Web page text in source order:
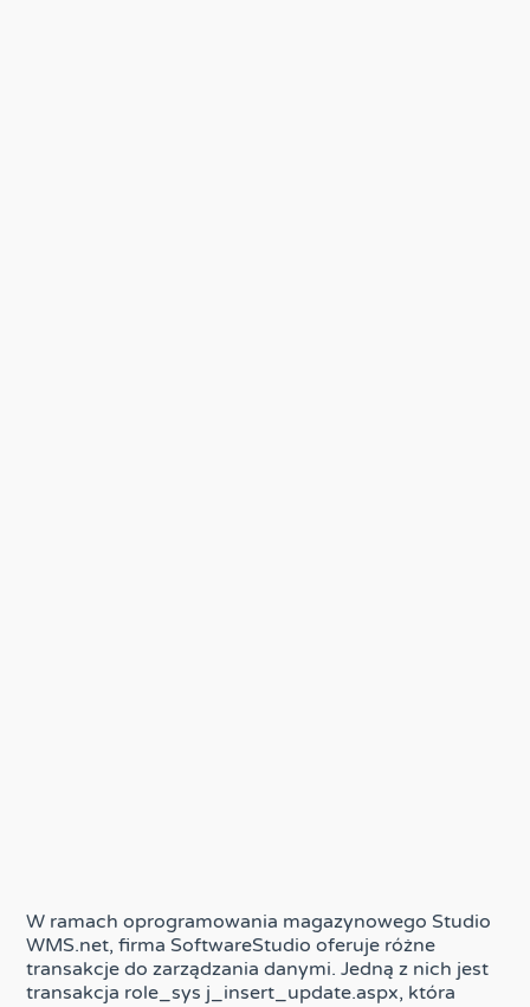
W ramach oprogramowania magazynowego Studio
WMS.net, firma SoftwareStudio oferuje różne
transakcje do zarządzania danymi. Jedną z nich jest
transakcja role_sys j_insert_update.aspx, która